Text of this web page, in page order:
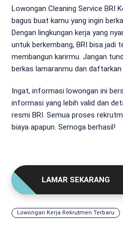
Lowongan Cleaning Service BRI
bagus buat kamu yang ingin
Dengan lingkungan kerja yang
untuk berkembang, BRI bisa jadi
membangun karirmu. Jangan
berkas lamaranmu dan daftarkan
Ingat, informasi lowongan ini
informasi yang lebih valid dan
resmi BRI. Semua proses
biaya apapun. Semoga berhasil!
LAMAR SEKARANG
Lowongan Kerja Rekrutmen Terbaru